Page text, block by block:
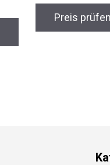
Preis prüfen